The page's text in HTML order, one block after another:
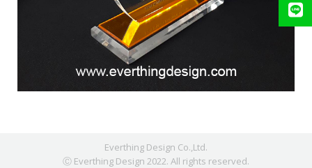
Everthing Design Co.,Ltd.
Ⓒ Everthing Design 2022. All rights reserved.